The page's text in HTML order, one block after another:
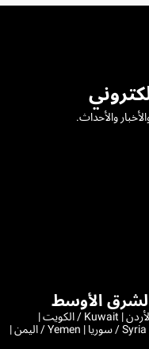
والأحداث.
Bahrain / البحرين | Iraq / العراق | Jordan / الأردن | Kuwait / الكويت |
Lebanon / لبنان | Saudi Arabia / السعودية | Syria / سوريا | Yemen / اليمن |